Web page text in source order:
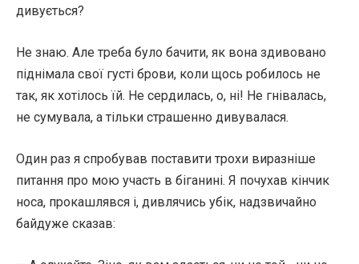
дивується?
Не знаю. Але треба було бачити, як вона здивовано
піднімала свої густі брови, коли щось робилось не
так, як хотілось їй. Не сердилась, о, ні! Не гнівалась,
не сумувала, а тільки страшенно дивувалася.
Один раз я спробував поставити трохи виразніше
питання про мою участь в біганині. Я почухав кінчик
носа, прокашлявся і, дивлячись убік, надзвичайно
байдуже сказав: